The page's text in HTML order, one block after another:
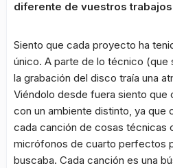
diferente de vuestros
Siento que cada proyecto ha
único. A parte de lo técnico (que
la grabación del disco traía una
Viéndolo desde fuera siento que
con un ambiente distinto, ya que
cada canción de cosas técnicas
micrófonos de cuarto perfectos
buscaba. Cada canción es una